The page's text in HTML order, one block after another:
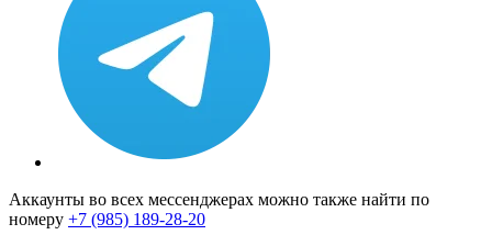
Аккаунты во всех мессенджерах можно также найти по
номеру +7 (985) 189-28-20